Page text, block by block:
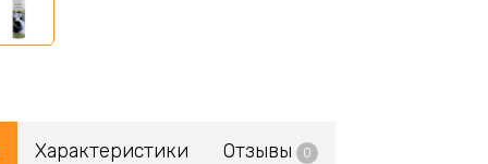
Характеристики Отзывы 0